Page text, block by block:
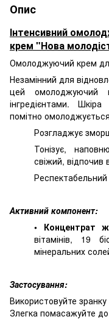
Опис
Інтенсивний
крем "Нова
Омолоджуючий крем
Незамінний для
цей омолоджуючий
інгредієнтами.
помітно
Розгладжує
Тонізує,
свіжий, відпочив
Респектабельний
Активний компонент:
• Концентрат
вітамінів, 19
мінеральних
Застосування:
Використовуйте
Злегка помасажуйте